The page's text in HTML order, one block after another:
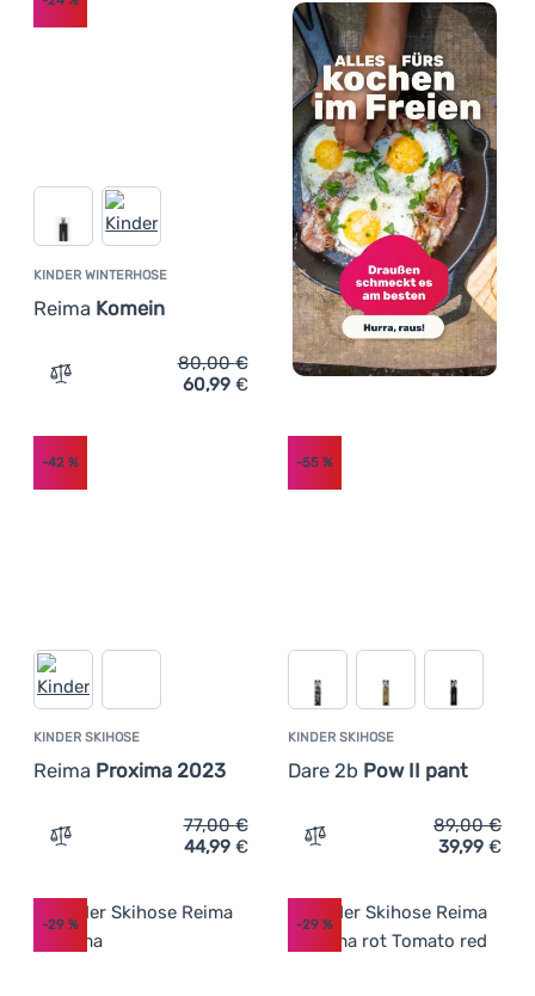
KINDER WINTERHOSE
Reima Komein
Zum Vergleich 'Kinder Winterhose Reima Komein'
80,00€
60,99 €
KINDER SKIHOSE
Reima Proxima 2023
-42 %
Zum Vergleich 'Kinder Skihose Reima Proxima 2023'
77,00€
44,99 €
KINDER SKIHOSE
Dare 2b Pow II pant
-55%
Zum Vergleich 'Kinder
89,00€
39,99 €
-29 % -29%